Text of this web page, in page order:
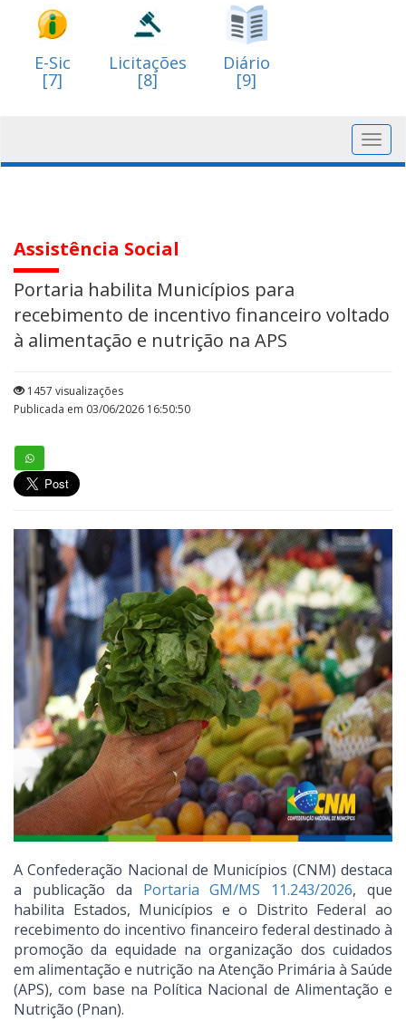
E-Sic
[7]
Licitações
[8]
Diário
[9]
Assistência Social
Portaria habilita Municípios para
recebimento de incentivo financeiro voltado
à alimentação e nutrição na APS
1457 visualizações
Publicada em 03/06/2026 16:50:50
A Confederação Nacional de Municípios (CNM) destaca
a publicação da Portaria GM/MS 11.243/2026, que
habilita Estados, Municípios e o Distrito Federal ao
recebimento do incentivo financeiro federal destinado à
promoção da equidade na organização dos cuidados
em alimentação e nutrição na Atenção Primária à Saúde
(APS), com base na Política Nacional de Alimentação e
Nutrição (Pnan).